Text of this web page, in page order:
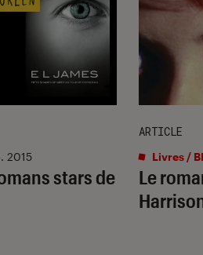
stars de
2015
Le
ARTICLE
Livres /